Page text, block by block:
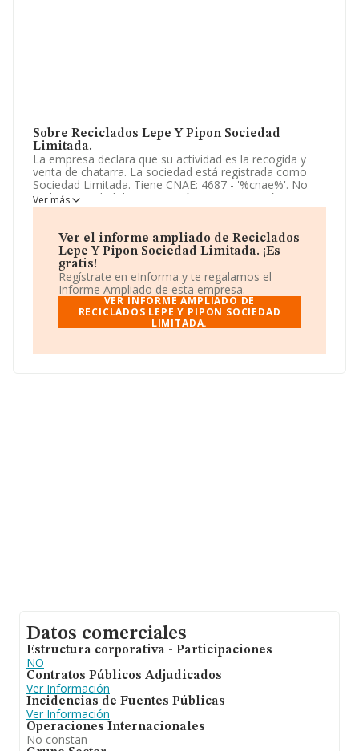
Sobre Reciclados Lepe Y Pipon Sociedad
Limitada.
La empresa declara que su actividad es la recogida y
venta de chatarra. La sociedad está registrada como
Sociedad Limitada. Tiene CNAE: 4687 - '%cnae%'. No
realiza actividad de importación y/o exportación.
www.recicladoslepepipon.com.
La empresa
Reciclados Lepe y Pipon Sociedad
Limitada, con NIF B21612668, tiene domicilio fiscal en
Poligono Industrial Huerta Marquez Cl Cañada De,
(21440), en el municipio de Lepe, en Huelva, Andalucía.
Con los datos a disposición de INFORMA sobre 4.790
facturación asciende a 7.492 millones de euros y el
Ver más
Ver el informe ampliado de Reciclados
Lepe Y Pipon Sociedad Limitada. ¡Es
gratis!
Regístrate en eInforma y te regalamos el
Informe Ampliado de esta empresa.
VER INFORME AMPLIADO DE
RECICLADOS LEPE Y PIPON SOCIEDAD
LIMITADA.
Datos comerciales
Estructura corporativa - Participaciones
NO
Contratos Públicos Adjudicados
Ver Información
Incidencias de Fuentes Públicas
Ver Información
Operaciones Internacionales
No constan